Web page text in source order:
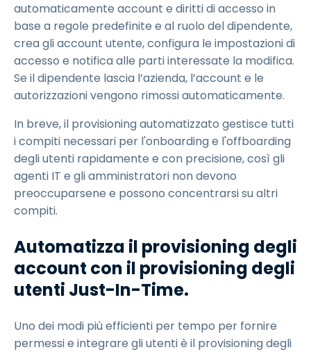
automaticamente account e diritti di accesso in
base a regole predefinite e al ruolo del dipendente,
crea gli account utente, configura le impostazioni di
accesso e notifica alle parti interessate la modifica.
Se il dipendente lascia l’azienda, l’account e le
autorizzazioni vengono rimossi automaticamente.
In breve, il provisioning automatizzato gestisce tutti
i compiti necessari per l'onboarding e l'offboarding
degli utenti rapidamente e con precisione, così gli
agenti IT e gli amministratori non devono
preoccuparsene e possono concentrarsi su altri
compiti.
Automatizza il provisioning degli
account con il provisioning degli
utenti Just-In-Time.
Uno dei modi più efficienti per tempo per fornire
permessi e integrare gli utenti è il provisioning degli